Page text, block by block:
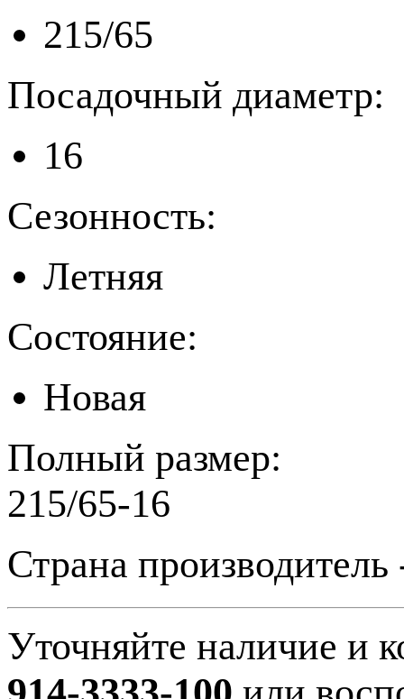
215/65
Посадочный диаметр:
16
Сезонность:
Летняя
Состояние:
Новая
Полный размер:
215/65-16
Страна
Уточняйте наличие и